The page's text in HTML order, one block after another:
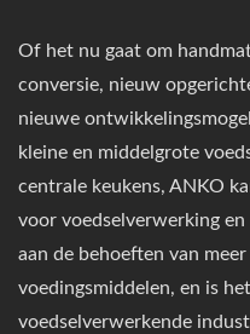
Of het nu gaat om
conversie, nieuw
nieuwe
kleine en middelgrote
centrale keukens, ANKO
voor voedselverwerking
aan de behoeften van
voedingsmiddelen, en is
voedselverwerkende